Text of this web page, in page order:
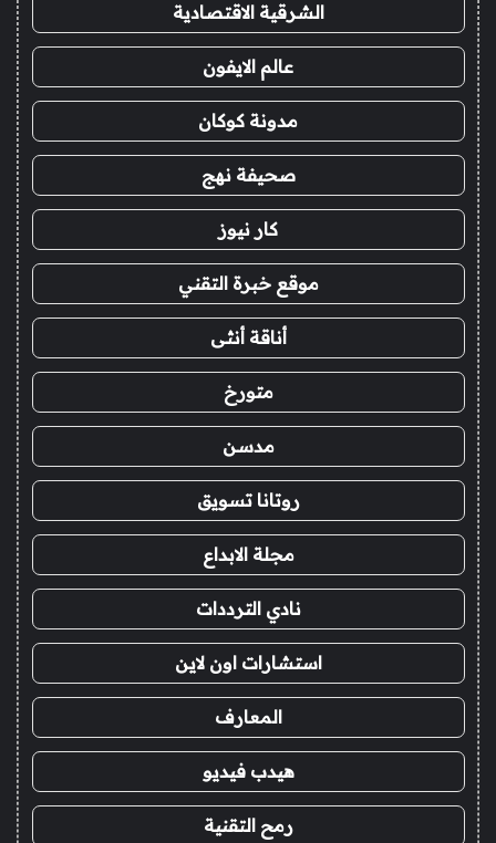
الشرقية الاقتصادية
عالم الايفون
مدونة كوكان
صحيفة نهج
كار نيوز
موقع خبرة التقني
أناقة أنثى
متورخ
مدسن
روتانا تسويق
مجلة الابداع
نادي الترددات
استشارات اون لاين
المعارف
هيدب فيديو
رمح التقنية